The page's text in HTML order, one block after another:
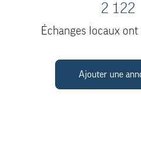
2 122
Échanges locaux
Ajouter une